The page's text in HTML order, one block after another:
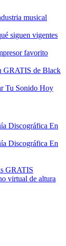
musical
siguen vigentes
favorito
GRATIS de Black
Tu Sonido Hoy
Discográfica En
Discográfica En
GRATIS
virtual de altura